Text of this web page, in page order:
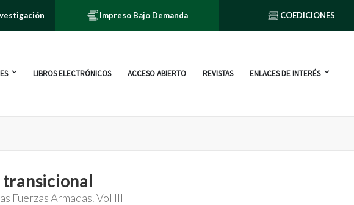
Impreso Bajo Demanda COEDICIONES
LIBROS ELECTRÓNICOS ACCESO ABIERTO REVISTAS ENLACES DE INTERÉS
Fuerzas Armadas. Vol III